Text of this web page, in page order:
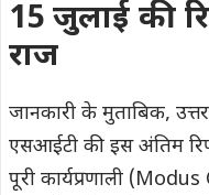
15 जुलाई की
राज
जानकारी के मुताबिक,
एसआईटी की इस अंतिम
पूरी कार्यप्रणाली